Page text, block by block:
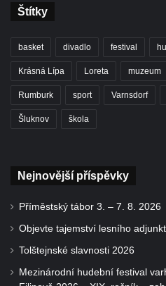
Štítky
basket divadlo festival
Krásná Lípa Loreta muzeum
Rumburk sport Varnsdorf
Šluknov škola
Nejnovější příspěvky
Příměstský tábor 3. – 7. 8. 2026
Objevte tajemství lesního
Tolštejnské slavnosti 2026
Mezinárodní hudební festival